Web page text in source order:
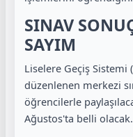
SINAV
SAYIM
Liselere Geçiş Sistemi
düzenlenen merkezi
öğrencilerle
Ağustos'ta belli olacak.